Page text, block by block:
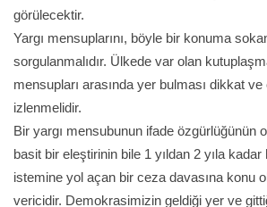
görülecektir.
Yargı mensuplarını, böyle bir konuma
sorgulanmalıdır. Ülkede var olan
mensupları arasında yer bulması dikkat
izlenmelidir.
Bir yargı mensubunun ifade özgürlüğünün
basit bir eleştirinin bile 1 yıldan 2 yıla kadar
istemine yol açan bir ceza davasına konu
vericidir. Demokrasimizin geldiği yer ve